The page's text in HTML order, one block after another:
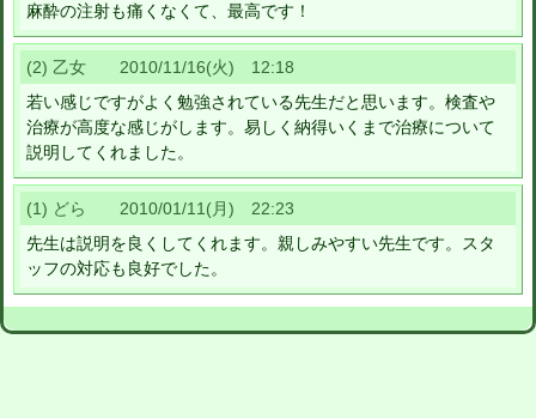
麻酔の注射も痛くなくて、最高です！
(2) 乙女 2010/11/16(火) 12:18
若い感じですがよく勉強されている先生だと思います。検査や
治療が高度な感じがします。易しく納得いくまで治療について
説明してくれました。
(1) どら 2010/01/11(月) 22:23
先生は説明を良くしてくれます。親しみやすい先生です。スタ
ッフの対応も良好でした。